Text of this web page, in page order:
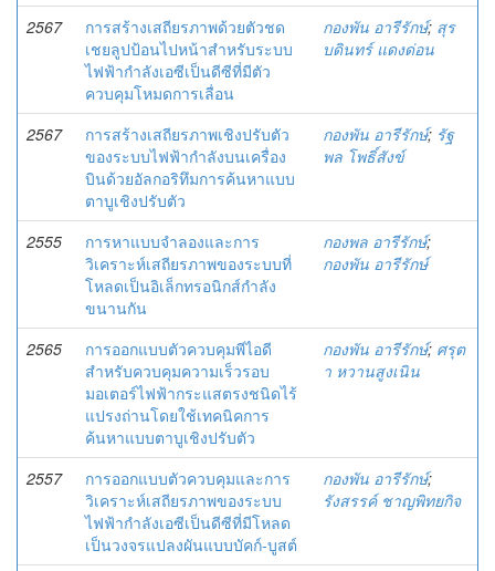
2567
การสร้างเสถียรภาพด้วยตัวชด
เชยลูปป้อนไปหน้าสำหรับระบบ
ไฟฟ้ากำลังเอซีเป็นดีซีที่มีตัว
ควบคุมโหมดการเลื่อน
กองพัน อารีรักษ์; สุร
บดินทร์ แดงด่อน
2567
การสร้างเสถียรภาพเชิงปรับตัว
ของระบบไฟฟ้ากำลังบนเครื่อง
บินด้วยอัลกอริทึมการค้นหาแบบ
ตาบูเชิงปรับตัว
กองพัน อารีรักษ์; รัฐ
พล โพธิ์สังข์
2555
การหาแบบจำลองและการ
วิเคราะห์เสถียรภาพของระบบที่
โหลดเป็นอิเล็กทรอนิกส์กำลัง
ขนานกัน
กองพล อารีรักษ์;
กองพัน อารีรักษ์
2565
การออกแบบตัวควบคุมพีไอดี
สำหรับควบคุมความเร็วรอบ
มอเตอร์ไฟฟ้ากระแสตรงชนิดไร้
แปรงถ่านโดยใช้เทคนิคการ
ค้นหาแบบตาบูเชิงปรับตัว
กองพัน อารีรักษ์; ศรุต
า หวานสูงเนิน
2557
การออกแบบตัวควบคุมและการ
วิเคราะห์เสถียรภาพของระบบ
ไฟฟ้ากำลังเอซีเป็นดีซีที่มีโหลด
เป็นวงจรแปลงผันแบบบัคก์-บูสต์
กองพัน อารีรักษ์;
รังสรรค์ ชาญพิทยกิจ